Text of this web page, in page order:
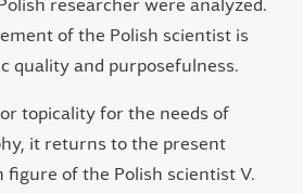
researcher were analyzed.
of the Polish scientist is
quality and purposefulness.
topicality for the needs of
it returns to the present
of the Polish scientist V.